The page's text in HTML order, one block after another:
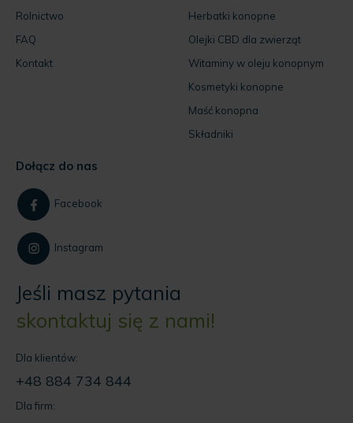
Rolnictwo
FAQ
Kontakt
Herbatki konopne
Olejki CBD dla zwierząt
Witaminy w oleju konopnym
Kosmetyki konopne
Maść konopna
Składniki
Dołącz do nas
Facebook
Instagram
Jeśli masz pytania
skontaktuj się z nami!
Dla klientów:
+48 884 734 844
Dla firm: